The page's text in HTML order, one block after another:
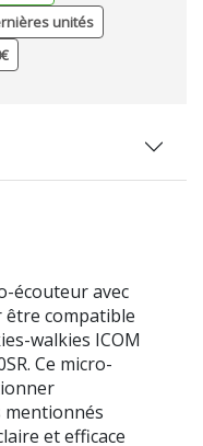
unités
écouteur avec
être compatible
walkies ICOM
Ce micro-
mentionnés
et efficace